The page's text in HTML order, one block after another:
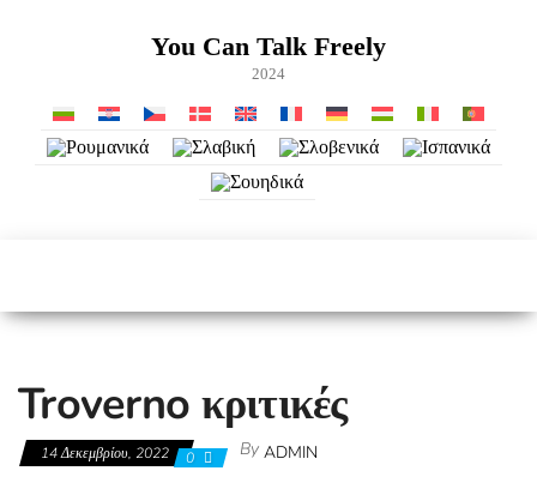
You Can Talk Freely
2024
Troverno κριτικές
14 Δεκεμβρίου, 2022 0 By ADMIN